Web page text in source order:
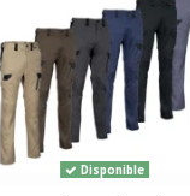
Disponible